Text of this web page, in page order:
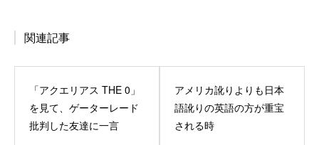
関連記事
「アクエリアス THE 0」
を見て、ゲーターレード
批判した友達に一言
アメリカ訛りよりも日本
語訛りの英語の方が重宝
される時